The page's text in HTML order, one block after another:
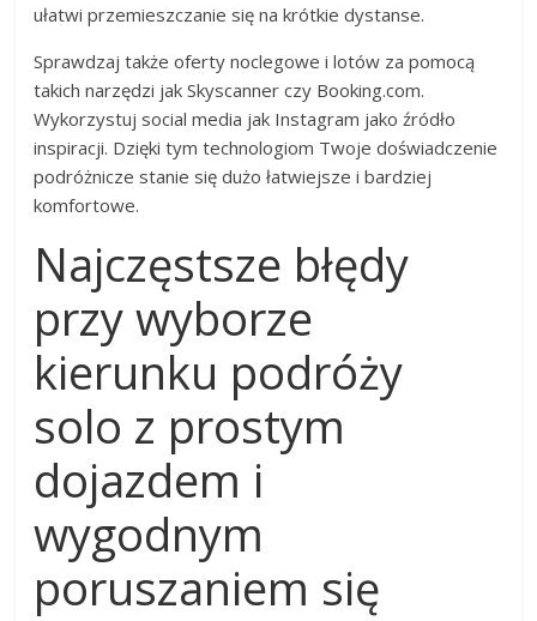
ułatwi przemieszczanie się na krótkie dystanse.
Sprawdzaj także oferty noclegowe i lotów za pomocą
takich narzędzi jak Skyscanner czy Booking.com.
Wykorzystuj social media jak Instagram jako źródło
inspiracji. Dzięki tym technologiom Twoje doświadczenie
podróżnicze stanie się dużo łatwiejsze i bardziej
komfortowe.
Najczęstsze błędy
przy wyborze
kierunku podróży
solo z prostym
dojazdem i
wygodnym
poruszaniem się